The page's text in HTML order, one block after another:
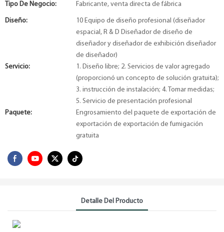
Tipo De Negocio:
Fabricante, venta directa de fábrica
Diseño:
10 Equipo de diseño profesional (diseñador
espacial, R & D Diseñador de diseño de
diseñador y diseñador de exhibición diseñador
de diseñador)
Servicio:
1. Diseño libre; 2. Servicios de valor agregado
(proporcionó un concepto de solución gratuita);
3. instrucción de instalación; 4. Tomar medidas;
5. Servicio de presentación profesional
Paquete:
Engrosamiento del paquete de exportación de
exportación de exportación de fumigación
gratuita
Detalle Del Producto